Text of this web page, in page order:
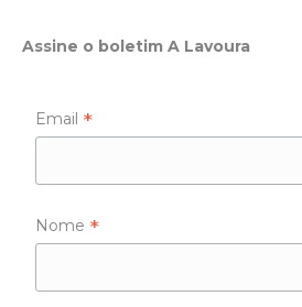
Assine o boletim A Lavoura
Email *
Nome *